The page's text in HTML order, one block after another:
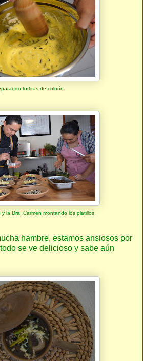
tortitas de colorín
y la Dra. Carmen montando los platillos
hambre, estamos ansiosos por
se ve delicioso y sabe aún